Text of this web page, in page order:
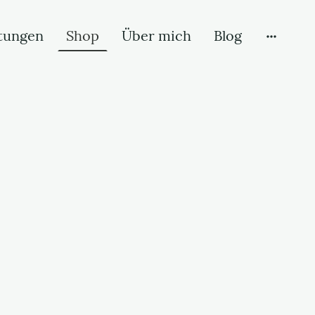
Shop Über mich Blog